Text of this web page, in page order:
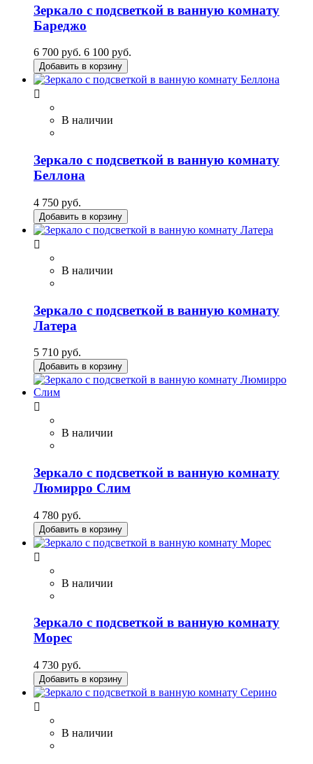
Зеркало с подсветкой в ванную комнату
Бареджо
6 700 руб. 6 100 руб.
Добавить в корзину

В наличии
Зеркало с подсветкой в ванную комнату
Беллона
4 750 руб.
Добавить в корзину

В наличии
Зеркало с подсветкой в ванную комнату
Латера
5 710 руб.
Добавить в корзину

В наличии
Зеркало с подсветкой в ванную комнату
Люмирро Слим
4 780 руб.
Добавить в корзину

В наличии
Зеркало с подсветкой в ванную комнату
Морес
4 730 руб.
Добавить в корзину

В наличии